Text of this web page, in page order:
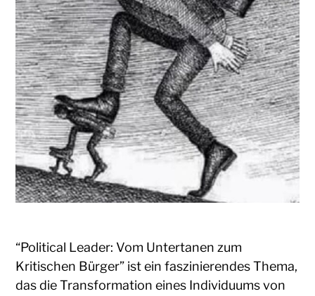
“Political Leader: Vom Untertanen zum
Kritischen Bürger” ist ein faszinierendes Thema,
das die Transformation eines Individuums von